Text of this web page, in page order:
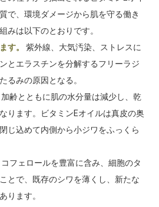
で、環境ダメージから肌を守る働き
みは以下のとおりです。
す。
紫外線、大気汚染、ストレスに
とエラスチンを分解するフリーラジ
るみの原因となる。
加齢とともに肌の水分量は減少し、乾
ります。ビタミンEオイルは真皮の奥
じ込めて内側から小ジワをふっくら
コフェロールを豊富に含み、細胞のタ
とで、既存のシワを薄くし、新たな
ります。